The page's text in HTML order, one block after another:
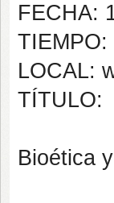
FECHA:
TIEMPO:
LOCAL:
TÍTULO:
Bioética